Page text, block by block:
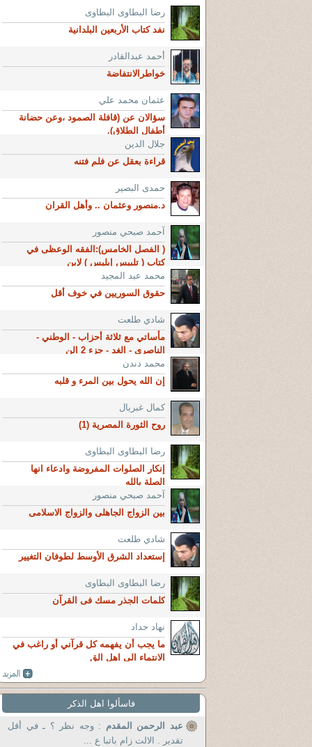
رضا البطاوى البطاوى
نفد كتاب الأربعين البلدانية
أحمد عبدالقادر
خواطرالانتفاضة
عثمان محمد علي
سؤالان عن (قافلة الصمود ،وعن حضانة
أطفال الطلاق).
جلال الدين
قراءة بعقل عن فلم فتنه
حمدى البصير
د.منصور وعثمان .. وأهل القران
آحمد صبحي منصور
( الفصل الخامس):الفقه الوعظى في
كتاب ( تلبيس إبليس ) لإبن
محمد عبد المجيد
حقوق السوريين في خوف أقل
شادي طلعت
مأساتي مع ثلاثة أحزاب - الوطني -
الناصري - الغد - جزء 2 الن
محمد دندن
إن الله يحول بين المرء و قلبه
كمال غبريال
روح الثورة المصرية (1)
رضا البطاوى البطاوى
إنكار الصلوات المفروضة وادعاء انها
الصلة بالله
آحمد صبحي منصور
بين الزواج الجاهلى والزواج الاسلامى
شادي طلعت
إستعداد الشرق الأوسط لطوفان التغيير
رضا البطاوى البطاوى
كلمات الجذر مسك فى القرآن
نهاد حداد
ما يجب أن يفهمه كل قرآني أو راغب في
الانتماء الى اهل الق
فاسألوا اهل الذكر
عبد الرحمن المقدم : وجه نظر ؟ ـ في أقل
تقدير . الالت زام باتبا ع ...